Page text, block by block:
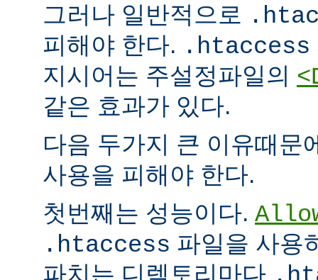
그러나 일반적으로
피해야 한다. .htaccess
지시어는 주설정파일의
같은 효과가 있다.
다음 두가지 큰 이유때문
사용을 피해야 한다.
첫번째는 성능이다.
.htaccess 파일을 사용
파치는 디렉토리마다